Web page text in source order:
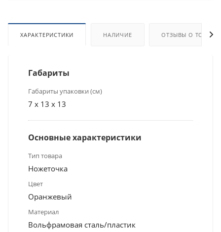
ХАРАКТЕРИСТИКИ НАЛИЧИЕ ОТЗЫВЫ О ТОВАРЕ
Габариты
Габариты упаковки (см)
7 x 13 x 13
Основные характеристики
Тип товара
Ножеточка
Цвет
Оранжевый
Материал
Вольфрамовая сталь/пластик